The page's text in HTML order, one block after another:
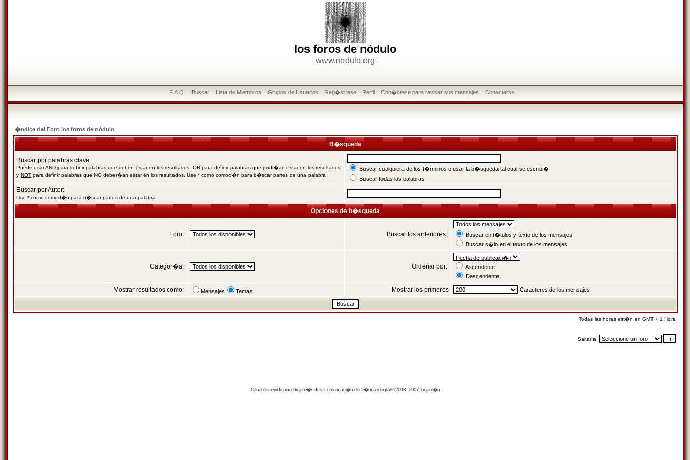
los foros de nódulo
www.nodulo.org
F.A.Q. Buscar Lista de Miembros Grupos de Usuarios Reg�strese Perfil Con�ctese para revisar sus mensajes Conectarse
�ndice del Foro los foros de nódulo
B�squeda
Buscar por palabras clave:
Puede usarAND para definir palabras que deben estar en los resultados, OR para definir palabras que podr�an estar en los resultados
y NOT para definir palabras que NO deber�an estar en los resultados. Use * como comod�n para b�scar partes de una palabra
Buscar cualquiera de los t�rminos o usar la b�squeda tal cual se escribi�
Buscar todas las palabras
Buscar por Autor:
Use * como comod�n para b�scar partes de una palabra
Opciones de b�squeda
Foro: Buscar los anteriores:
Buscar en t�tulos y texto de los mensajes
Buscar s�lo en el texto de los mensajes
Categor�a: Ordenar por:
Ascendente
Descendente
Mostrar resultados como: Mensajes Temas Mostrar los primeros Caracteres de los mensajes
Todas las horas est�n en GMT + 1 Hora
Saltar a:
Canalrssservido por eltrujam�nde la comunicaci�n electr�nica y digital © 2003 - 2007 Trujam�n